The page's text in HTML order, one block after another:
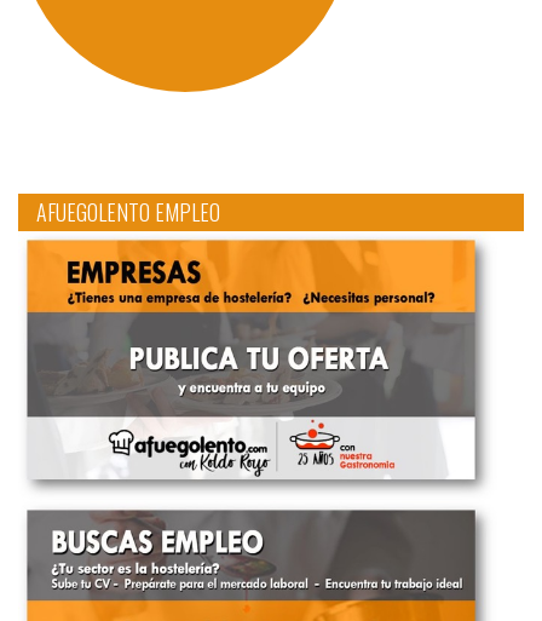
AFUEGOLENTO EMPLEO